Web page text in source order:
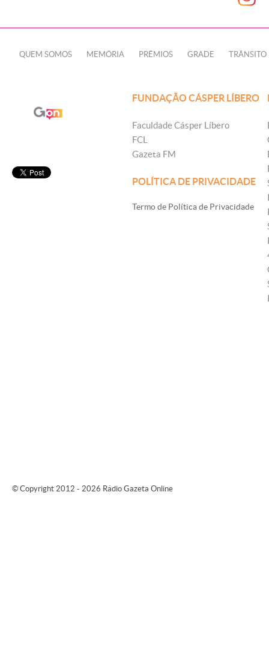
QUEM SOMOS MEMÓRIA PRÊMIOS GRADE TRÂNSITO
FUNDAÇÃO CÁSPER LÍBERO
Faculdade Cásper Líbero
FCL
Gazeta FM
POLÍTICA DE PRIVACIDADE
Termo de Política de Privacidade
© Copyright 2012 - 2026 Rádio Gazeta Online